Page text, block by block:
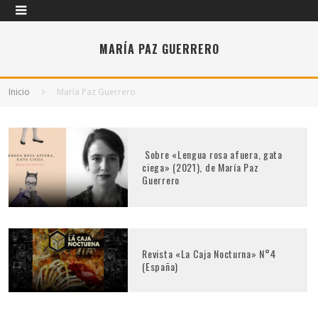
MARÍA PAZ GUERRERO
Inicio María Paz Guerrero
Sobre «Lengua rosa afuera, gata
ciega» (2021), de María Paz
Guerrero
Revista «La Caja Nocturna» N°4
(España)